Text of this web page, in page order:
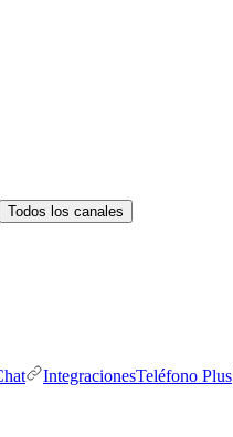
Todos los canales
IntegracionesTeléfono Plus